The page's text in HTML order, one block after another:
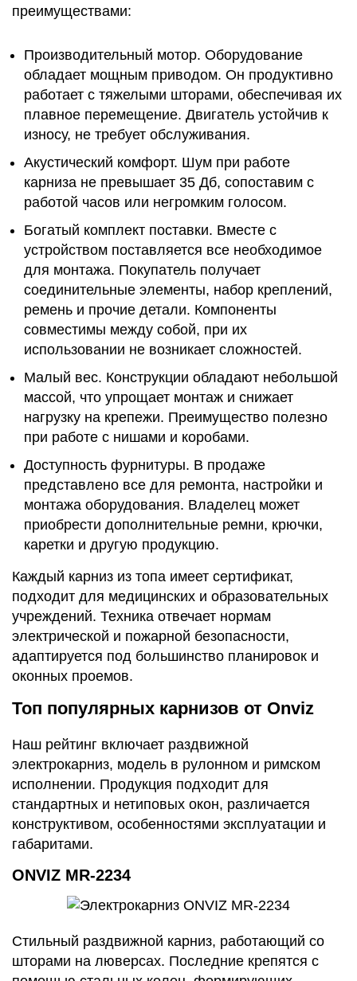
преимуществами:
Производительный мотор. Оборудование
обладает мощным приводом. Он продуктивно
работает с тяжелыми шторами, обеспечивая их
плавное перемещение. Двигатель устойчив к
износу, не требует обслуживания.
Акустический комфорт. Шум при работе
карниза не превышает 35 Дб, сопоставим с
работой часов или негромким голосом.
Богатый комплект поставки. Вместе с
устройством поставляется все необходимое
для монтажа. Покупатель получает
соединительные элементы, набор креплений,
ремень и прочие детали. Компоненты
совместимы между собой, при их
использовании не возникает сложностей.
Малый вес. Конструкции обладают небольшой
массой, что упрощает монтаж и снижает
нагрузку на крепежи. Преимущество полезно
при работе с нишами и коробами.
Доступность фурнитуры. В продаже
представлено все для ремонта, настройки и
монтажа оборудования. Владелец может
приобрести дополнительные ремни, крючки,
каретки и другую продукцию.
Каждый карниз из топа имеет сертификат,
подходит для медицинских и образовательных
учреждений. Техника отвечает нормам
электрической и пожарной безопасности,
адаптируется под большинство планировок и
оконных проемов.
Топ популярных карнизов от Onviz
Наш рейтинг включает раздвижной
электрокарниз, модель в рулонном и римском
исполнении. Продукция подходит для
стандартных и нетиповых окон, различается
конструктивом, особенностями эксплуатации и
габаритами.
ONVIZ MR-2234
Стильный раздвижной карниз, работающий со
шторами на люверсах. Последние крепятся с